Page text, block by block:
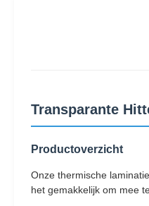
Transparante
Productoverzicht
Onze thermische
het gemakkelijk om mee